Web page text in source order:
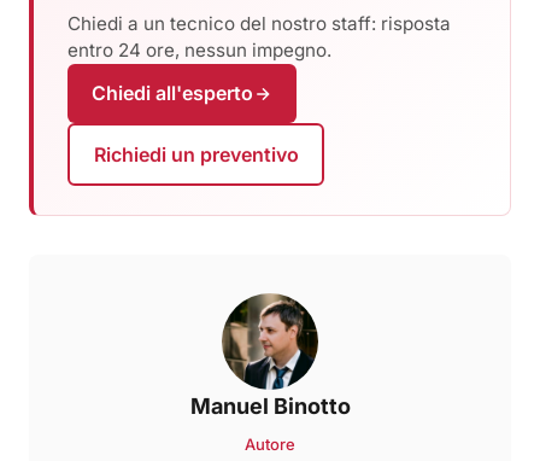
Chiedi a un tecnico del nostro staff: risposta
entro 24 ore, nessun impegno.
Chiedi all'esperto
Richiedi un preventivo
Manuel Binotto
Autore